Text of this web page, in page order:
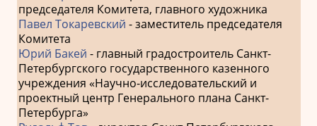
председателя Комитета, главного художника
Павел Токаревский - заместитель председателя
Комитета
Юрий Бакей - главный градостроитель Санкт-
Петербургского государственного казенного
учреждения «Научно-исследовательский и
проектный центр Генерального плана Санкт-
Петербурга»